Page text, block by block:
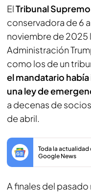
ElTribunal Supremo
conservadora de 6
noviembre de 2025
Administración
como los de un
el mandatario
una ley de
a decenas de
de abril.
Toda la
Google News
A finales del